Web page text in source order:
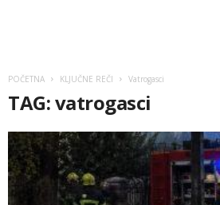
POČETNA KLJUČNE REČI Vatrogasci
TAG: vatrogasci